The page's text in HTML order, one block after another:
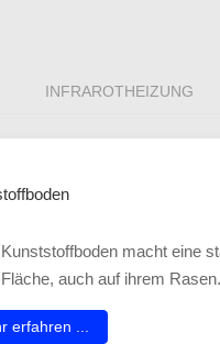
INFRAROTHEIZUNG
macht eine
auch auf ihrem Rasen.
erfahren ...